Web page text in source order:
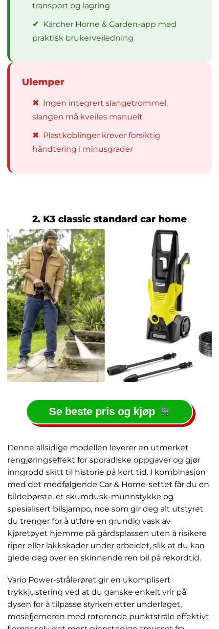
transport og lagring
✔ Kärcher Home & Garden-app med
praktisk brukerveiledning
Ulemper
✖ Ingen integrert slangetrommel,
slangen må kveiles manuelt
✖ Plastkoblinger krever forsiktig
håndtering i minusgrader
2. K3 classic standard car home
Se beste pris og kjøp
Denne allsidige modellen leverer en utmerket
rengjøringseffekt for sporadiske oppgaver og gjør
inngrodd skitt til historie på kort tid. I kombinasjon
med det medfølgende Car & Home-settet får du en
bildebørste, et skumdusk-munnstykke og
spesialisert bilsjampo, noe som gir deg alt utstyret
du trenger for å utføre en grundig vask av
kjøretøyet hjemme på gårdsplassen uten å risikere
riper eller lakkskader under arbeidet, slik at du kan
glede deg over en skinnende ren bil på rekordtid.
Vario Power-strålerøret gir en ukomplisert
trykkjustering ved at du ganske enkelt vrir på
dysen for å tilpasse styrken etter underlaget,
mosefjerneren med roterende punktstråle effektivt